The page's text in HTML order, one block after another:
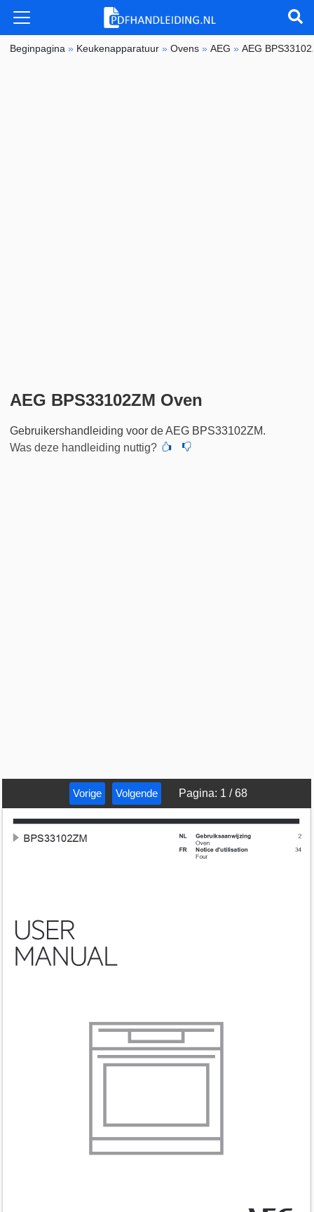
Beginpagina » Keukenapparatuur »Ovens »AEG »AEG
AEG BPS33102ZM Oven
Gebruikershandleiding voor de AEG BPS33102ZM.
Was deze handleiding nuttig?
Vorige Volgende Pagina: 1 /68